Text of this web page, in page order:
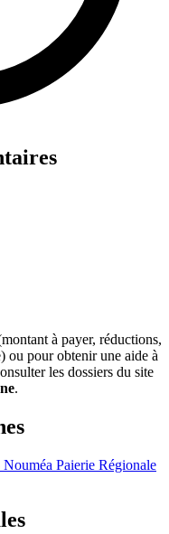
à payer, réductions,
ou pour obtenir une aide à
les dossiers du site
.
Paierie Régionale